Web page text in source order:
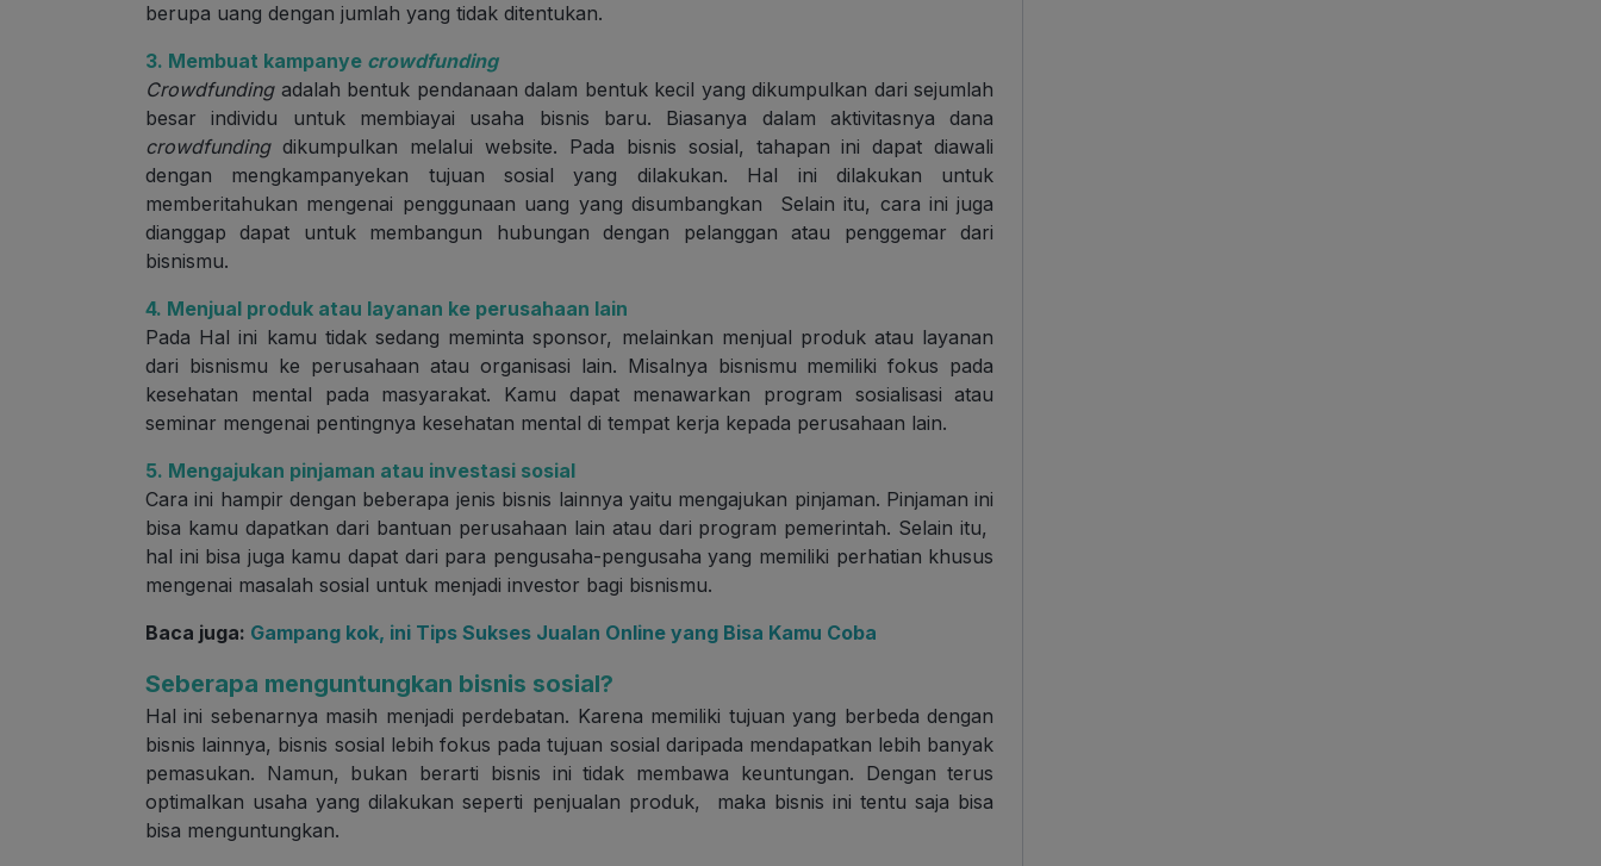
berupa uang dengan jumlah yang tidak ditentukan.
3. Membuat kampanye crowdfunding
Crowdfundingadalah bentuk pendanaan dalam bentuk kecil yang dikumpulkan dari sejumlah
besar individu untuk membiayai usaha bisnis baru. Biasanya dalam aktivitasnya dana
crowdfundingdikumpulkan melalui website. Pada bisnis sosial, tahapan ini dapat diawali
dengan mengkampanyekan tujuan sosial yang dilakukan. Hal ini dilakukan untuk
memberitahukan mengenai penggunaan uang yang disumbangkan Selain itu, cara ini juga
dianggap dapat untuk membangun hubungan dengan pelanggan atau penggemar dari
bisnismu.
4. Menjual produk atau layanan ke perusahaan lain
Pada Hal ini kamu tidak sedang meminta sponsor, melainkan menjual produk atau layanan
dari bisnismu ke perusahaan atau organisasi lain. Misalnya bisnismu memiliki fokus pada
kesehatan mental pada masyarakat. Kamu dapat menawarkan program sosialisasi atau
seminar mengenai pentingnya kesehatan mental di tempat kerja kepada perusahaan lain.
5. Mengajukan pinjaman atau investasi sosial
Cara ini hampir dengan beberapa jenis bisnis lainnya yaitu mengajukan pinjaman. Pinjaman ini
bisa kamu dapatkan dari bantuan perusahaan lain atau dari program pemerintah. Selain itu,
hal ini bisa juga kamu dapat dari para pengusaha-pengusaha yang memiliki perhatian khusus
mengenai masalah sosial untuk menjadi investor bagi bisnismu.
Baca juga: Gampang kok, ini Tips Sukses Jualan Online yang Bisa Kamu Coba
Seberapa menguntungkan bisnis sosial?
Hal ini sebenarnya masih menjadi perdebatan. Karena memiliki tujuan yang berbeda dengan
bisnis lainnya, bisnis sosial lebih fokus pada tujuan sosial daripada mendapatkan lebih banyak
pemasukan. Namun, bukan berarti bisnis ini tidak membawa keuntungan. Dengan terus
optimalkan usaha yang dilakukan seperti penjualan produk, maka bisnis ini tentu saja bisa
bisa menguntungkan.